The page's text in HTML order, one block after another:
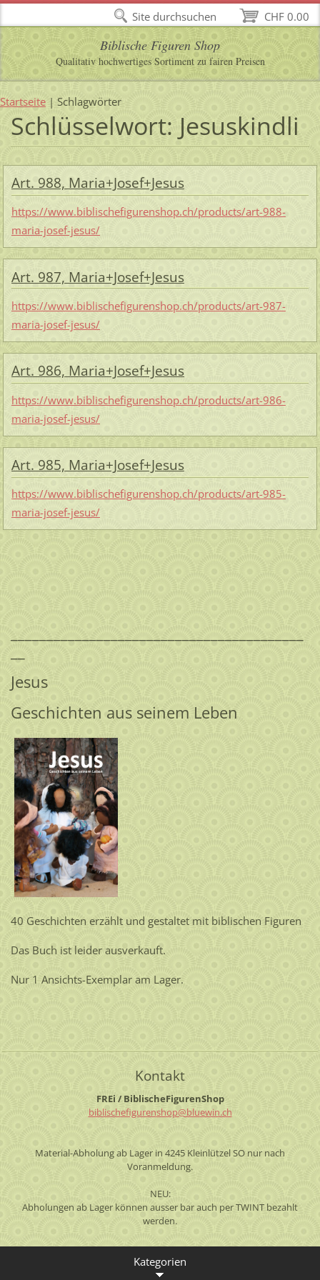
Biblische Figuren Shop
Qualitativ hochwertiges Sortiment zu fairen Preisen
Startseite | Schlagwörter
Schlüsselwort: Jesuskindli
Art. 988, Maria+Josef+Jesus
https://www.biblischefigurenshop.ch/products/art-988-
maria-josef-jesus/
Art. 987, Maria+Josef+Jesus
https://www.biblischefigurenshop.ch/products/art-987-
maria-josef-jesus/
Art. 986, Maria+Josef+Jesus
https://www.biblischefigurenshop.ch/products/art-986-
maria-josef-jesus/
Art. 985, Maria+Josef+Jesus
https://www.biblischefigurenshop.ch/products/art-985-
maria-josef-jesus/
_________________________________________
__
Jesus
Geschichten aus seinem Leben
40 Geschichten erzählt und gestaltet mit biblischen Figuren
Das Buch ist leider ausverkauft.
Nur 1 Ansichts-Exemplar am Lager.
Kontakt
FREi / BiblischeFigurenShop
biblischefigurenshop@bluewin.ch
Material-Abholung ab Lager in 4245 Kleinlützel SO nur nach
Voranmeldung.
NEU:
Abholungen ab Lager können ausser bar auch per TWINT bezahlt
werden.
Kategorien
CHF 0.00
Site durchsuchen